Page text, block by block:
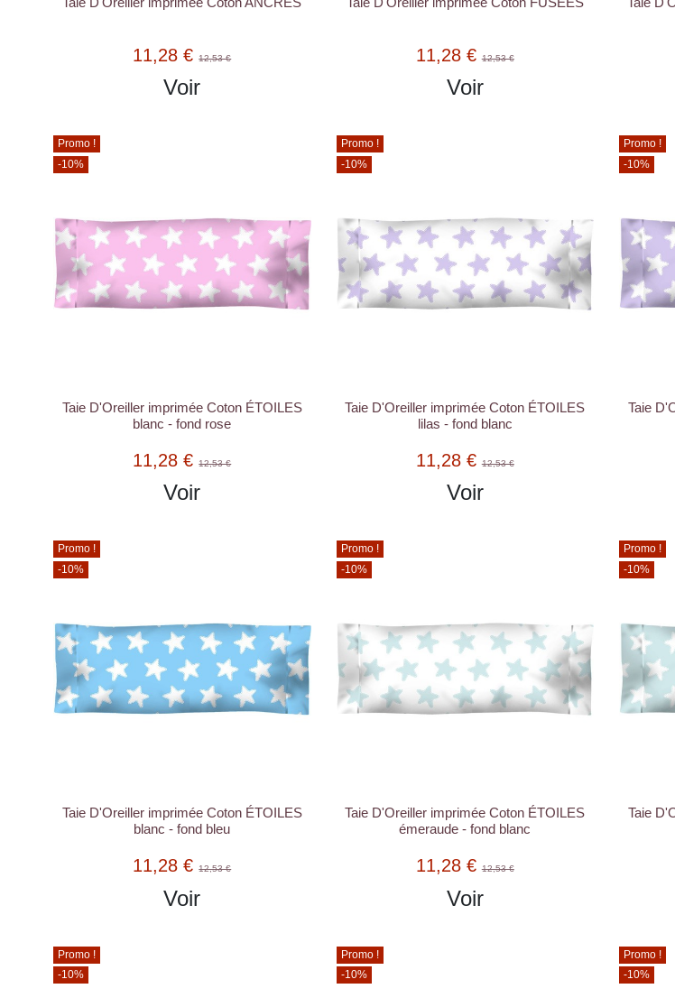
11,28 €12,53 €
Voir
11,28 €12,53 €
Voir
Promo !
-10%
Taie D'Oreiller imprimée Coton ÉTOILES
blanc - fond rose
11,28 €12,53 €
Voir
Promo !
-10%
Taie D'Oreiller imprimée Coton ÉTOILES
lilas - fond blanc
11,28 €12,53 €
Voir
Promo !
-10%
Taie
Promo !
-10%
Taie D'Oreiller imprimée Coton ÉTOILES
blanc - fond bleu
11,28 €12,53 €
Voir
Promo !
-10%
Taie D'Oreiller imprimée Coton ÉTOILES
émeraude - fond blanc
11,28 €12,53 €
Voir
Promo !
-10%
Taie
Promo !
-10%
Promo !
-10%
Promo !
-10%